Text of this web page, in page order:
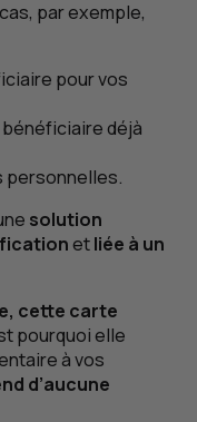
par exemple,
pour vos
déjà
personnelles.
solution
etliée à un
cette carte
pourquoi elle
à vos
d’aucune